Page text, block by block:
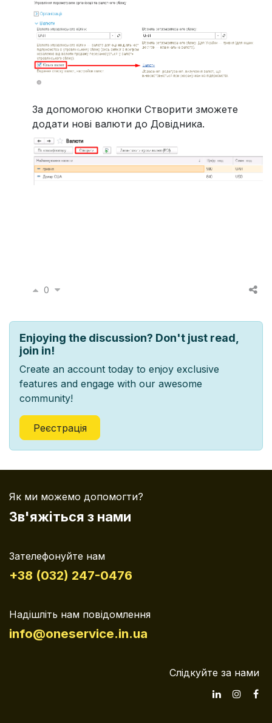
За допомогою кнопки Створити зможете
додати нові валюти до Довідника.
0
Enjoying the discussion? Don't just read,
join in!
Create an account today to enjoy exclusive
features and engage with our awesome
community!
Реєстрація
Як ми можемо допомогти?
Зв'яжіться з нами
Зателефонуйте нам
+38 (032) 247-0476
Надішліть нам повідомлення
info@oneservice.in.ua
Слідкуйте за нами